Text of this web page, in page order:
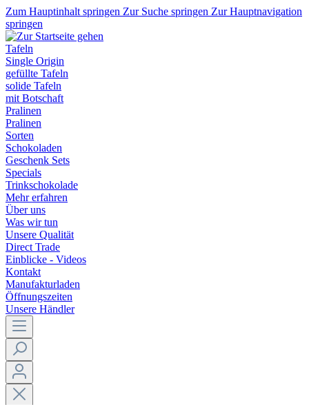
Zum Hauptinhalt springen Zur Suche springen Zur Hauptnavigation
springen
Tafeln
Single Origin
gefüllte Tafeln
solide Tafeln
mit Botschaft
Pralinen
Pralinen
Sorten
Schokoladen
Geschenk Sets
Specials
Trinkschokolade
Mehr erfahren
Über uns
Was wir tun
Unsere Qualität
Direct Trade
Einblicke - Videos
Kontakt
Manufakturladen
Öffnungszeiten
Unsere Händler